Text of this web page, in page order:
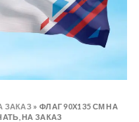
ЗАКАЗ » ФЛАГ 90Х135 СМ НА
НА ЗАКАЗ